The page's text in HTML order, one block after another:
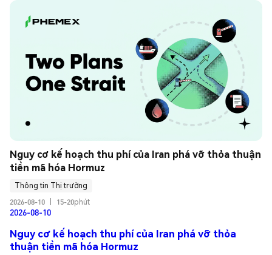
Nguy cơ kế hoạch thu phí của Iran phá vỡ thỏa thuận
tiền mã hóa Hormuz
Thông tin Thị trường
2026-08-10
15-20phút
2026-08-10
Nguy cơ kế hoạch thu phí của Iran phá vỡ thỏa
thuận tiền mã hóa Hormuz